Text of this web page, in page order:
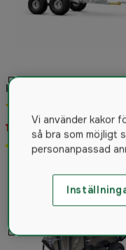
Rovik SV800 Skogsvagn
12 495 kr
Förhandsboka
Vi använder kakor
så bra som möjligt
personanpassad